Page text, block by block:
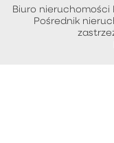
Biuro nieruchomości
Pośrednik